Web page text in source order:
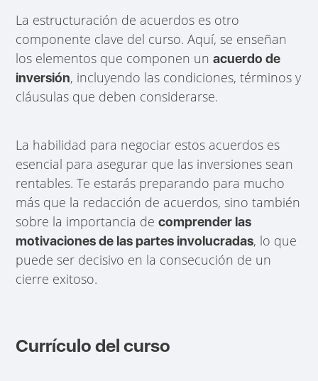
La estructuración de acuerdos es otro
componente clave del curso. Aquí, se enseñan
los elementos que componen unacuerdo de
inversión, incluyendo las condiciones, términos y
cláusulas que deben considerarse.
La habilidad para negociar estos acuerdos es
esencial para asegurar que las inversiones sean
rentables. Te estarás preparando para mucho
más que la redacción de acuerdos, sino también
sobre la importancia decomprender las
motivaciones de las partes involucradas, lo que
puede ser decisivo en la consecución de un
cierre exitoso.
Currículo del curso